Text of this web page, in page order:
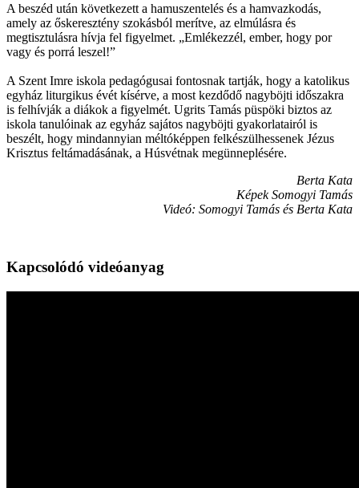
A beszéd után következett a hamuszentelés és a hamvazkodás,
amely az őskeresztény szokásból merítve, az elmúlásra és
megtisztulásra hívja fel figyelmet. „Emlékezzél, ember, hogy por
vagy és porrá leszel!”
A Szent Imre iskola pedagógusai fontosnak tartják, hogy a katolikus
egyház liturgikus évét kísérve, a most kezdődő nagyböjti időszakra
is felhívják a diákok a figyelmét. Ugrits Tamás püspöki biztos az
iskola tanulóinak az egyház sajátos nagyböjti gyakorlatairól is
beszélt, hogy mindannyian méltóképpen felkészülhessenek Jézus
Krisztus feltámadásának, a Húsvétnak megünneplésére.
Berta Kata
Képek Somogyi Tamás
Videó: Somogyi Tamás és Berta Kata
Kapcsolódó videóanyag